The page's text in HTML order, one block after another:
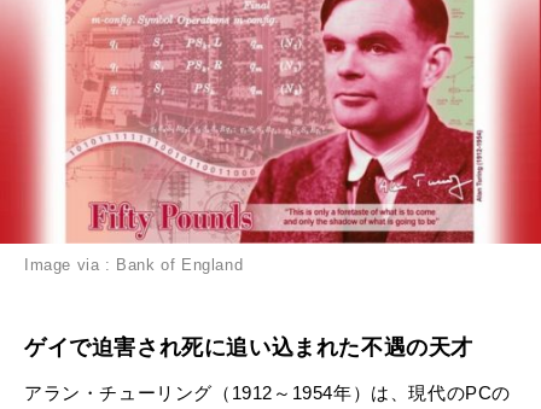
Image via : Bank of England
ゲイで迫害され死に追い込まれた不遇の天才
アラン・チューリング（1912～1954年）は、現代のPCの